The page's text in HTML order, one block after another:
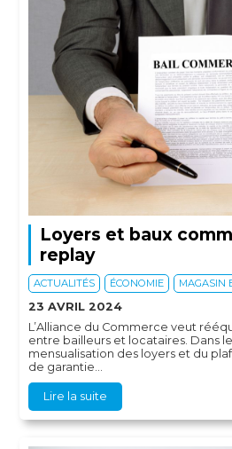
Loyers et baux
replay
ACTUALITÉS ÉCONOMIE MAGASIN
23 AVRIL 2024
L’Alliance du Commerce veut
entre bailleurs et locataires. Dans
mensualisation des loyers et du
de garantie...
Lire la suite